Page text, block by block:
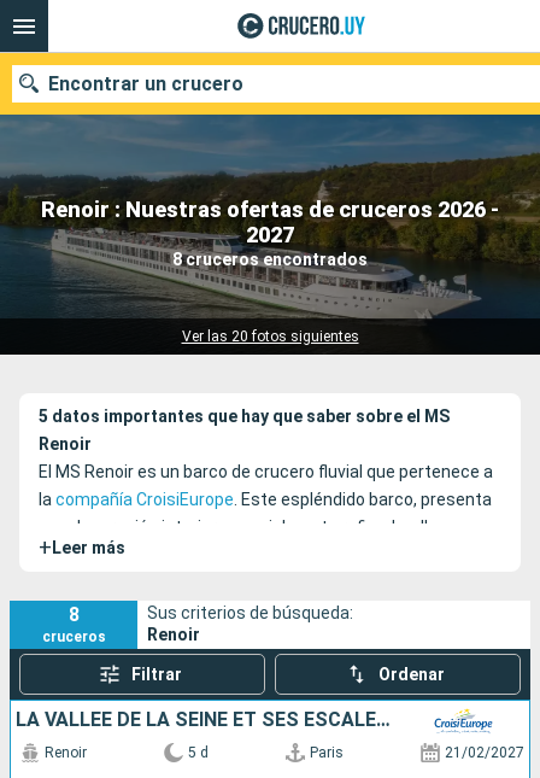
Renoir : Nuestras ofertas de cruceros 2026 -
2027
8 cruceros encontrados
Ver las 20 fotos siguientes
Encontrar un crucero
Nuestros destinos
Fecha de salida
Compañías
5 datos importantes que hay que saber sobre el MS
Renoir
El MS Renoir es un barco de crucero fluvial que pertenece a
lacompañía CroisiEurope. Este espléndido barco, presenta
una decoración interior especialmente refinada y lleva a sus
pasajeros desde París a la Costa Flamenca. Sin duda, ¡un
+ Leer más
8
cruceros
Sus criterios de búsqueda:
Renoir
Filtrar Ordenar
LA VALLÉE DE LA SEINE ET SES ESCALES INCONTOURNABLES
Renoir 5 d Paris 21/02/2027